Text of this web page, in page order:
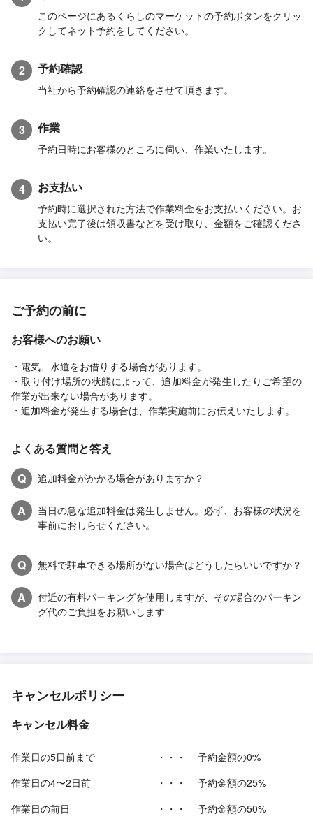
このページにあるくらしのマーケットの予約ボタンをクリッ
クしてネット予約をしてください。
2 予約確認
当社から予約確認の連絡をさせて頂きます。
3 作業
予約日時にお客様のところに伺い、作業いたします。
4 お支払い
予約時に選択された方法で作業料金をお支払いください。お
支払い完了後は領収書などを受け取り、金額をご確認くださ
い。
ご予約の前に
お客様へのお願い
・電気、水道をお借りする場合があります。
・取り付け場所の状態によって、追加料金が発生したりご希望の
作業が出来ない場合があります。
・追加料金が発生する場合は、作業実施前にお伝えいたします。
よくある質問と答え
Q
追加料金がかかる場合がありますか？
A
当日の急な追加料金は発生しません。必ず、お客様の状況を
事前におしらせください。
Q 無料で駐車できる場所がない場合はどうしたらいいですか？
A
付近の有料パーキングを使用しますが、その場合のパーキン
グ代のご負担をお願いします
キャンセルポリシー
キャンセル料金
作業日の5日前まで ・・・
予約金額の0%
作業日の4〜2日前
・・・
予約金額の25%
作業日の前日
・・・
予約金額の50%